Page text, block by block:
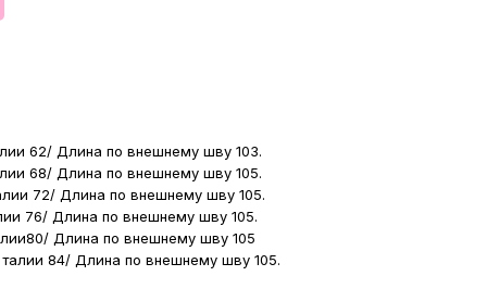
62/ Длина по внешнему шву 103.
68/ Длина по внешнему шву 105.
72/ Длина по внешнему шву 105.
76/ Длина по внешнему шву 105.
Длина по внешнему шву 105
84/ Длина по внешнему шву 105.